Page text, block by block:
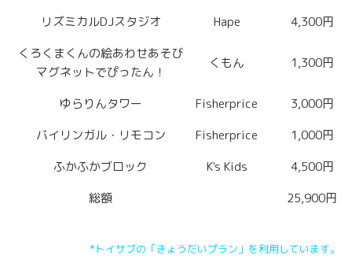
リズミカルDJスタジオ
Hape
4,300円
くろくまくんの絵あわせあそび
マグネットでぴったん！
くもん 1,300円
ゆらりんタワー Fisherprice
3,000円
バイリンガル・リモコン
Fisherprice
1,000円
ふかふかブロック
K's Kids
4,500円
総額
25,900円
*トイサブの「きょうだいプラン」を利用しています。